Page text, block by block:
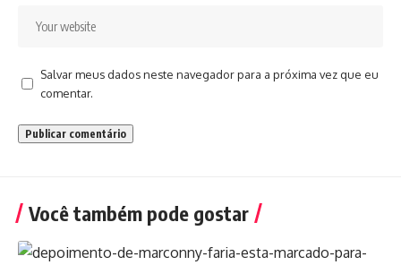
Salvar meus dados neste navegador para a próxima vez que eu
comentar.
Você também pode gostar